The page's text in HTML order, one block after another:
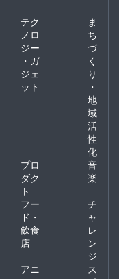
テク
ノロ
ジー
・ガ
ジェ
ット
ま
ち
づ
く
り
・
地
域
活
性
化
プロ
ダク
ト
音
楽
フー
ド・
飲食
店
チ
ャ
レ
ン
ジ
アニ
ス